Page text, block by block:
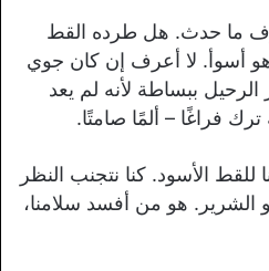
ما حدث. هل طرده القط
أسوأ. لا أعرف إن كان جوي
ببساطة لأنه لم يعد
فراغًا – ألمًا صامتًا.
الأسود. كنا نتجنب النظر
الشرير. هو من أفسد سلامنا،